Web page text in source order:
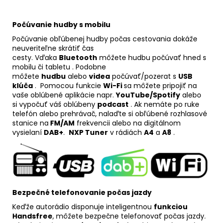
Počúvanie hudby s mobilu
Počúvanie obľúbenej hudby počas cestovania dokáže
neuveriteľne skrátiť čas
cesty. Vďaka Bluetooth môžete hudbu počúvať hned s
mobilu či tabletu . Podobne
môžete hudbu alebo videa počúvať/pozerat s USB
klúča . Pomocou funkcie Wi-Fisa môžete pripojiť na
vaše oblúbené aplikácie napr.YouTube/Spotify alebo
si vypočuť váš oblúbeny podcast . Ak nemáte po ruke
telefón alebo prehrávač, nalaďte si obľúbené rozhlasové
stanice na FM/AM frekvencii alebo na digitálnom
vysielaní DAB+. NXP Tuner v rádiách A4 a A8 .
Bezpečné telefonovanie počas jazdy
Keďže autorádio disponuje inteligentnou funkciou
Handsfree, môžete bezpečne telefonovať počas jazdy.